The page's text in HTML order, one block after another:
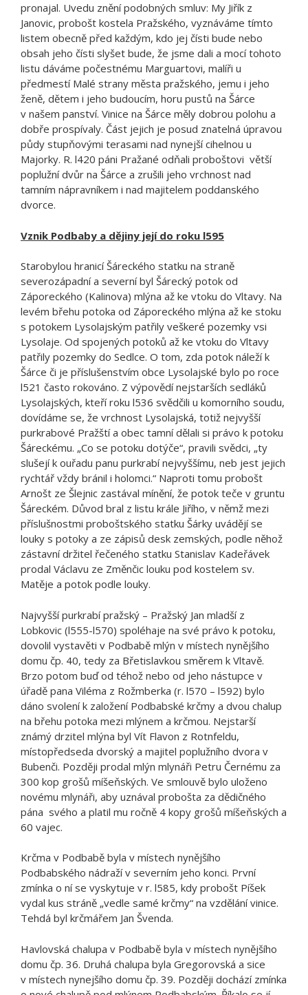
pronajal. Uvedu znění podobných smluv: My Jiřík z
Janovic, probošt kostela Pražského, vyznáváme tímto
listem obecně před každým, kdo jej čísti bude nebo
obsah jeho čísti slyšet bude, že jsme dali a mocí tohoto
listu dáváme počestnému Marguartovi, malíři u
předmestí Malé strany města pražského, jemu i jeho
ženě, dětem i jeho budoucím, horu pustů na Šárce
v našem panství. Vinice na Šárce měly dobrou polohu a
dobře prospívaly. Část jejich je posud znatelná úpravou
půdy stupňovými terasami nad nynejší cihelnou u
Majorky. R. l420 páni Pražané odňali proboštovi větší
poplužní dvůr na Šárce a zrušili jeho vrchnost nad
tamním nápravníkem i nad majitelem poddanského
dvorce.
Vznik Podbaby a dějiny její do roku l595
Starobylou hranicí Šáreckého statku na straně
severozápadní a severní byl Šárecký potok od
Záporeckého (Kalinova) mlýna až ke vtoku do Vltavy. Na
levém břehu potoka od Záporeckého mlýna až ke stoku
s potokem Lysolajským patřily veškeré pozemky vsi
Lysolaje. Od spojených potoků až ke vtoku do Vltavy
patřily pozemky do Sedlce. O tom, zda potok náleží k
Šárce či je příslušenstvím obce Lysolajské bylo po roce
l521 často rokováno. Z výpovědí nejstarších sedláků
Lysolajských, kteří roku l536 svědčili u komorního soudu,
dovídáme se, že vrchnost Lysolajská, totiž nejvyšší
purkrabové Pražští a obec tamní dělali si právo k potoku
Šáreckému. „Co se potoku dotýče“, pravili svědci, „ty
slušejí k ouřadu panu purkrabí nejvyššímu, neb jest jejich
rychtář vždy bránil i holomci.“ Naproti tomu probošt
Arnošt ze Šlejnic zastával mínění, že potok teče v gruntu
Šáreckém. Důvod bral z listu krále Jiřího, v němž mezi
příslušnostmi proboštského statku Šárky uvádějí se
louky s potoky a ze zápisů desk zemských, podle něhož
zástavní držitel řečeného statku Stanislav Kadeřávek
prodal Václavu ze Změnčic louku pod kostelem sv.
Matěje a potok podle louky.
Najvyšší purkrabí pražský – Pražský Jan mladší z
Lobkovic (l555-l570) spoléhaje na své právo k potoku,
dovolil vystavěti v Podbabě mlýn v místech nynějšího
domu čp. 40, tedy za Břetislavkou směrem k Vltavě.
Brzo potom buď od téhož nebo od jeho nástupce v
úřadě pana Viléma z Rožmberka (r. l570 – l592) bylo
dáno svolení k založení Podbabské krčmy a dvou chalup
na břehu potoka mezi mlýnem a krčmou. Nejstarší
známý drzitel mlýna byl Vít Flavon z Rotnfeldu,
místopředseda dvorský a majitel poplužního dvora v
Bubenči. Později prodal mlýn mlynáři Petru Černému za
300 kop grošů míšeňských. Ve smlouvě bylo uloženo
novému mlynáři, aby uznával probošta za dědičného
pána svého a platil mu ročně 4 kopy grošů míšeňských a
60 vajec.
Krčma v Podbabě byla v místech nynějšího
Podbabského nádraží v severním jeho konci. První
zmínka o ní se vyskytuje v r. l585, kdy probošt Píšek
vydal kus stráně „vedle samé krčmy“ na vzdělání vinice.
Tehdá byl krčmářem Jan Švenda.
Havlovská chalupa v Podbabě byla v místech nynějšího
domu čp. 36. Druhá chalupa byla Gregorovská a sice
v místech nynejšího domu čp. 39. Později dochází zmínka